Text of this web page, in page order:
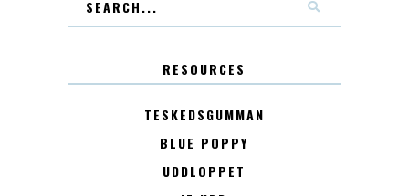
RESOURCES
TESKEDSGUMMAN
BLUE POPPY
UDDLOPPET